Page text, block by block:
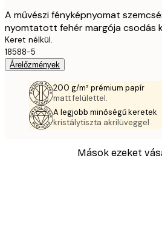
A művészi fényképnyomat
nyomtatott fehér margója csodás
Keret nélkül.
18588-5
Árelőzmények
200 g/m² prémium papír
matt felülettel.
A legjobb minőségű keretek
kristálytiszta akrilüveggel
Mások ezeket